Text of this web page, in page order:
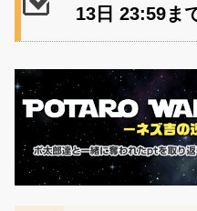
13日 23:59ま